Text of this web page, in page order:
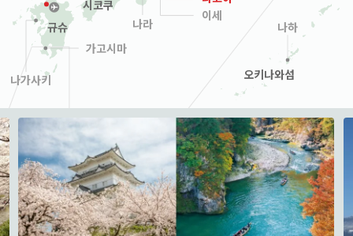
시코쿠
규슈
오키나와섬
이세
나라
나가사키
가고시마
나하